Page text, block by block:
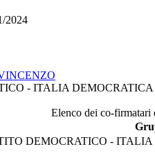
2024
- ITALIA DEMOCRATICA
Elenco dei co-firmatari
DEMOCRATICO - ITALIA